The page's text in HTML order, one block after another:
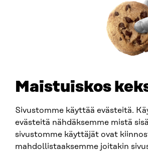
Maistuiskos
Sivustomme käyttää evästeitä.
evästeitä nähdäksemme mistä
sivustomme käyttäjät ovat
mahdollistaaksemme joitakin
SITRA SOSIAALISESSA MEDIASSA
LinkedIn